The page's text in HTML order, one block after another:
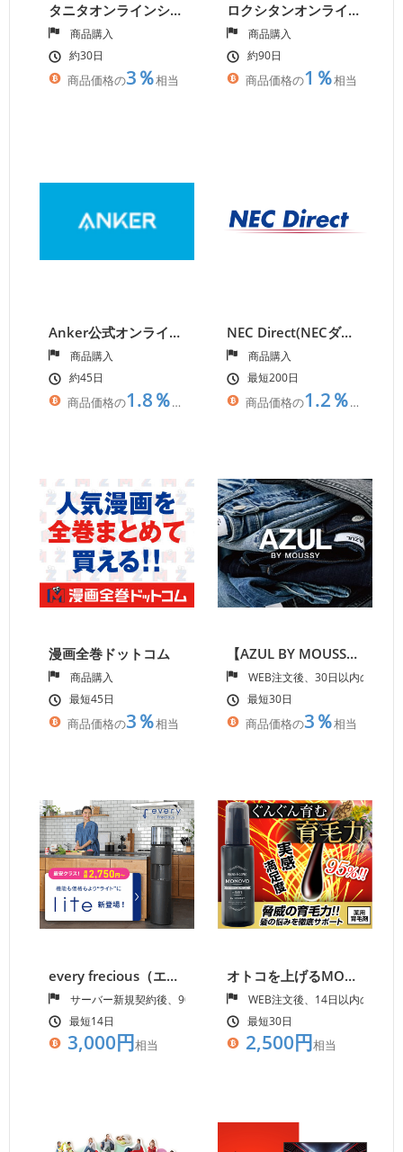
タニタオンラインショップ
商品購入
約30日
商品価格の3％相当
ロクシタンオンラインショップ
商品購入
約90日
商品価格の1％相当
Anker公式オンラインストア
商品購入
約45日
商品価格の1.8％相当
NEC Direct(NECダイレクト)
商品購入
最短200日
商品価格の1.2％相当
漫画全巻ドットコム
商品購入
最短45日
商品価格の3％相当
【AZUL BY MOUSSY】ジーニングカジュアルベースのメンズ＆レディーススタイル
WEB注文後、30日以内の入金
最短30日
商品価格の3％相当
every frecious（エブリィフレシャス）
サーバー新規契約後、90日以内の設置完了
最短14日
3,000円相当
オトコを上げるMONOVO！和漢成分で育毛発毛促進【ヘアトニックグロウジェル】
WEB注文後、14日以内の入金
最短30日
2,500円相当